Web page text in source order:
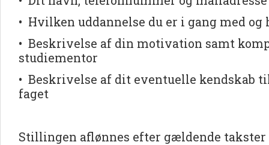
• Hvilken uddannelse du er i gang med
• Beskrivelse af din motivation samt
studiementor
• Beskrivelse af dit eventuelle kendskab
faget
Stillingen aflønnes efter gældende takster